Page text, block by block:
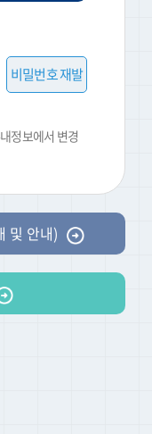
비밀번호 재발
정보에서 변경
및 안내)